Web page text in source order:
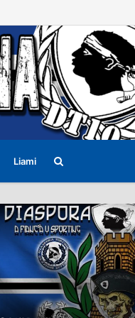
Liami
for